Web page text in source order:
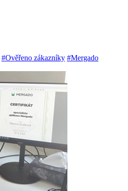
#Ověřeno zákazníky #Mergado